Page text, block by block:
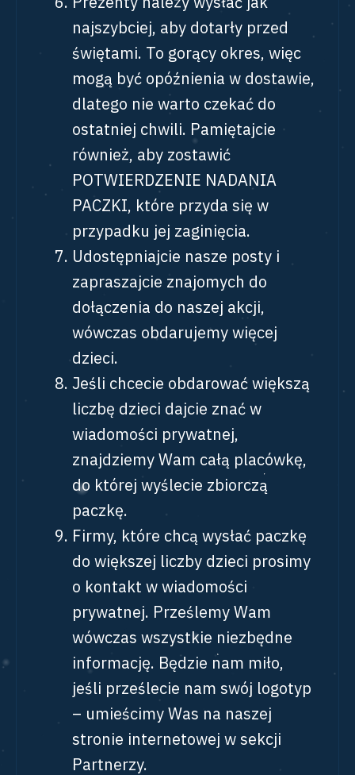
najszybciej, aby dotarły przed
świętami. To gorący okres, więc
mogą być opóźnienia w dostawie,
dlatego nie warto czekać do
ostatniej chwili. Pamiętajcie
również, aby zostawić
POTWIERDZENIE NADANIA
PACZKI, które przyda się w
przypadku jej zaginięcia.
Udostępniajcie nasze posty i
zapraszajcie znajomych do
dołączenia do naszej akcji,
wówczas obdarujemy więcej
dzieci.
Jeśli chcecie obdarować większą
liczbę dzieci dajcie znać w
wiadomości prywatnej,
znajdziemy Wam całą placówkę,
do której wyślecie zbiorczą
paczkę.
Firmy, które chcą wysłać paczkę
do większej liczby dzieci prosimy
o kontakt w wiadomości
prywatnej. Prześlemy Wam
wówczas wszystkie niezbędne
informację. Będzie nam miło,
jeśli prześlecie nam swój logotyp
– umieścimy Was na naszej
stronie internetowej w sekcji
Partnerzy.